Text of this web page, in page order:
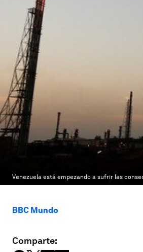
Venezuela está empezando a sufrir las
BBC Mundo
Comparte: